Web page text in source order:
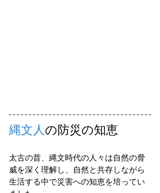
縄文人の防災の知恵
太古の昔、縄文時代の人々は自然の脅
威を深く理解し、自然と共存しながら
生活する中で災害への知恵を培ってい